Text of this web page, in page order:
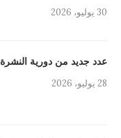
30 يوليو، 2026
عدد جديد من دورية النشرة
28 يوليو، 2026